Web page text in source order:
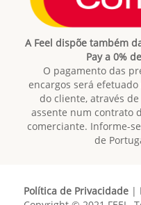
A Feel dispõe também
Pay a 0%
O pagamento das
encargos será
do cliente, através
assente num contrato
comerciante. Informe-
de
Política de Privacidade|